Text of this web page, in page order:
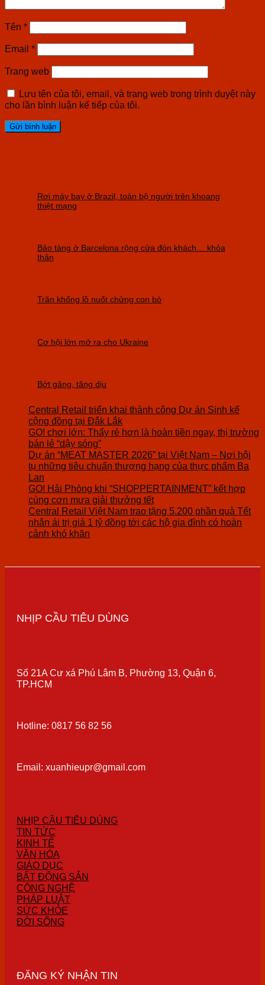
Tên *
Email *
Trang web
Lưu tên của tôi, email, và trang web trong trình duyệt này
cho lần bình luận kế tiếp của tôi.
Rơi máy bay ở Brazil, toàn bộ người trên khoang
thiệt mạng
Bảo tàng ở Barcelona rộng cửa đón khách… khỏa
thân
Trăn khổng lồ nuốt chửng con bò
Cơ hội lớn mở ra cho Ukraine
Bớt găng, tăng dịu
Central Retail triển khai thành công Dự án Sinh kế
cộng đồng tại Đắk Lắk
GO! chơi lớn: Thấy rẻ hơn là hoàn tiền ngay, thị trường
bán lẻ “dậy sóng”
Dự án “MEAT MASTER 2026” tại Việt Nam – Nơi hội
tụ những tiêu chuẩn thượng hạng của thực phẩm Ba
Lan
GO! Hải Phòng khi “SHOPPERTAINMENT” kết hợp
cùng cơn mưa giải thưởng tết
Central Retail Việt Nam trao tặng 5.200 phần quà Tết
nhân ái trị giá 1 tỷ đồng tới các hộ gia đình có hoàn
cảnh khó khăn
NHỊP CẦU TIÊU DÙNG
Số 21A Cư xá Phú Lâm B, Phường 13, Quận 6,
TP.HCM
Hotline: 0817 56 82 56
Email: xuanhieupr@gmail.com
NHỊP CẦU TIÊU DÙNG
TIN TỨC
KINH TẾ
VĂN HÓA
GIÁO DỤC
BẤT ĐỘNG SẢN
CÔNG NGHỆ
PHÁP LUẬT
SỨC KHỎE
ĐỜI SỐNG
ĐĂNG KÝ NHẬN TIN